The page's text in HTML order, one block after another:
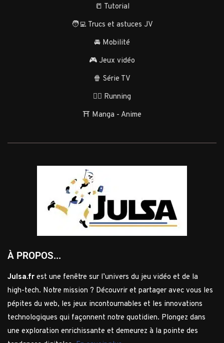
📒 Tutorial
🧑‍💻 Trucs et astuces JV
🚘 Mobilité
🎮 Jeux vidéo
🍿 Série TV
🏃‍♂️ Running
⛩️ Manga - Anime
À PROPOS...
Julsa.fr est une fenêtre sur l’univers du jeu vidéo et de la
high-tech. Notre mission ? Découvrir et partager avec vous les
pépites du web, les jeux incontournables et les innovations
technologiques qui façonnent notre quotidien. Plongez dans
une exploration enrichissante et demeurez à la pointe des